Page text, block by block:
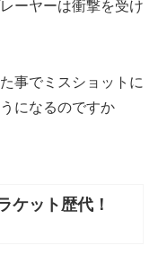
ーヤーは衝撃を受け
事でミスショットに
になるのですか
ケット歴代！